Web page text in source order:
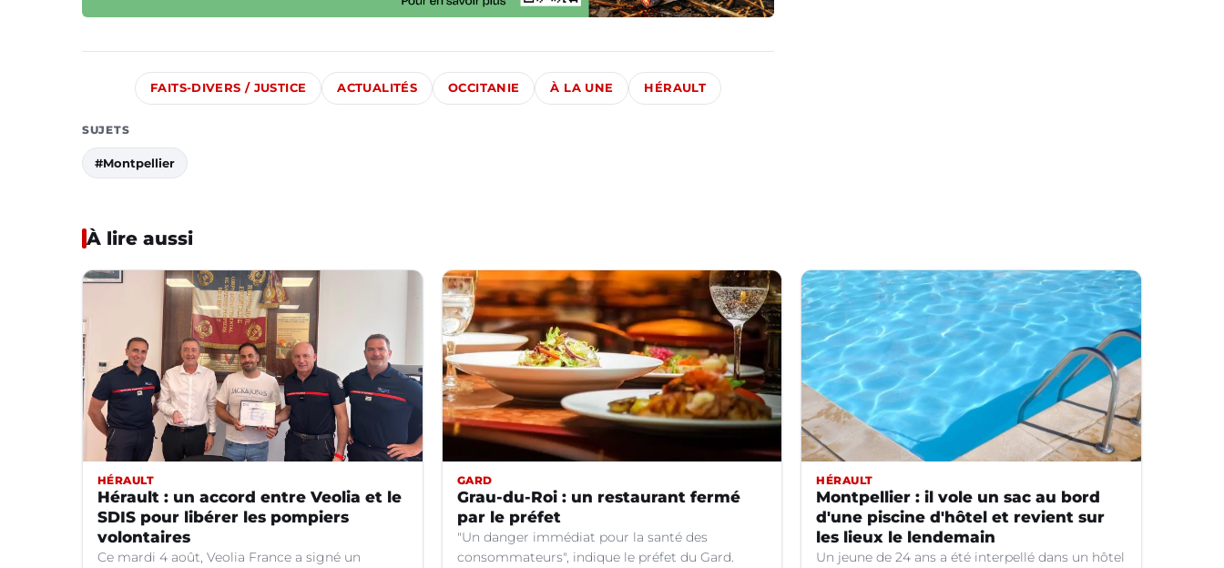
FAITS-DIVERS / JUSTICE ACTUALITÉS OCCITANIE À LA UNE HÉRAULT
SUJETS
#Montpellier
À lire aussi
HÉRAULT
Hérault : un accord entre Veolia et le
SDIS pour libérer les pompiers
volontaires
Ce mardi 4 août, Veolia France a signé un
GARD
Grau-du-Roi : un restaurant fermé
par le préfet
"Un danger immédiat pour la santé des
consommateurs", indique le préfet du Gard.
HÉRAULT
Montpellier : il vole un sac au bord
d'une piscine d'hôtel et revient sur
les lieux le lendemain
Un jeune de 24 ans a été interpellé dans un hôtel